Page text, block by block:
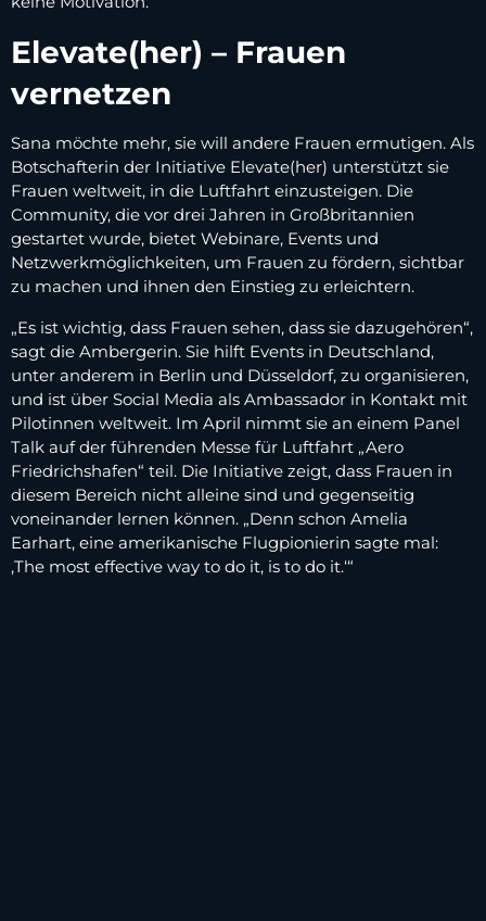
Elevate(her) – Frauen
vernetzen
Sana möchte mehr, sie will andere Frauen ermutigen. Als
Botschafterin der Initiative Elevate(her) unterstützt sie
Frauen weltweit, in die Luftfahrt einzusteigen. Die
Community, die vor drei Jahren in Großbritannien
gestartet wurde, bietet Webinare, Events und
Netzwerkmöglichkeiten, um Frauen zu fördern, sichtbar
zu machen und ihnen den Einstieg zu erleichtern.
„Es ist wichtig, dass Frauen sehen, dass sie dazugehören“,
sagt die Ambergerin. Sie hilft Events in Deutschland,
unter anderem in Berlin und Düsseldorf, zu organisieren,
und ist über Social Media als Ambassador in Kontakt mit
Pilotinnen weltweit. Im April nimmt sie an einem Panel
Talk auf der führenden Messe für Luftfahrt „Aero
Friedrichshafen“ teil. Die Initiative zeigt, dass Frauen in
diesem Bereich nicht alleine sind und gegenseitig
voneinander lernen können. „Denn schon Amelia
Earhart, eine amerikanische Flugpionierin sagte mal:
‚The most effective way to do it, is to do it.‘“